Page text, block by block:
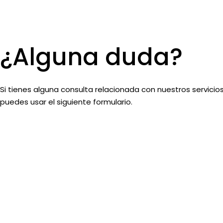
¿Alguna duda?
Si tienes alguna consulta relacionada con nuestros
puedes usar el siguiente formulario.